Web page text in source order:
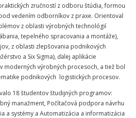
zručností z odboru štúdia, formou
vedením odborníkov z praxe. Orientoval
z oblasti výrobných technológií
tepelného spracovania a montáže),
z oblasti zlepšovania podnikových
a Six Sigma), ďalej aplikácie
moderných výrobných procesoch, a tiež bol
podnikových logistických procesov.
18 študentov študijných programov:
manažment, Počítačová podpora návrhu
a systémy a Automatizácia a informatizácia